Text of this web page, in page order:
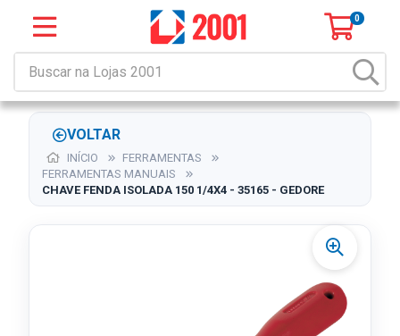
0
VOLTAR
INÍCIO
FERRAMENTAS
FERRAMENTAS MANUAIS
CHAVE FENDA ISOLADA 150 1/4X4 - 35165 - GEDORE